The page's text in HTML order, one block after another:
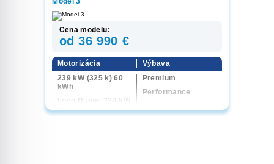
Cena modelu:
od 36 990 €
Motorizácia
239 kW (325 k) 60
kWh
Long Range 324 kW
(440 k) 75 kWh
Výbava
Premium
Performance